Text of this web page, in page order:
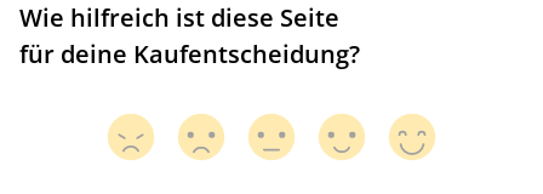
Wie hilfreich ist diese Seite
für deine Kaufentscheidung?